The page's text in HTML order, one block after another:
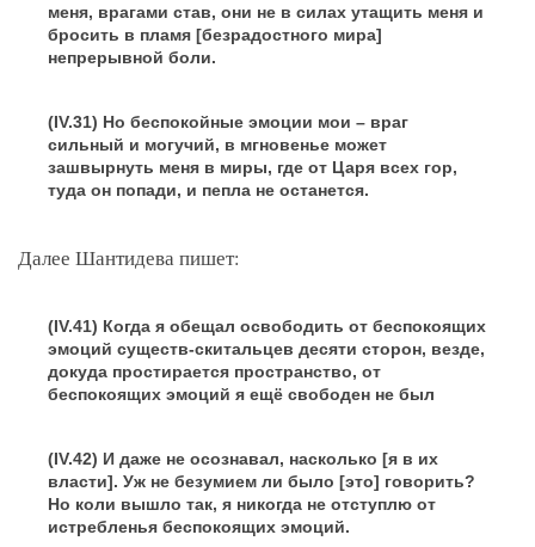
меня, врагами став, они не в силах утащить меня и
бросить в пламя [безрадостного мира]
непрерывной боли.
(IV.31) Но беспокойные эмоции мои – враг
сильный и могучий, в мгновенье может
зашвырнуть меня в миры, где от Царя всех гор,
туда он попади, и пепла не останется.
Далее Шантидева пишет:
(IV.41) Когда я обещал освободить от беспокоящих
эмоций существ-скитальцев десяти сторон, везде,
докуда простирается пространство, от
беспокоящих эмоций я ещё свободен не был
(IV.42) И даже не осознавал, насколько [я в их
власти]. Уж не безумием ли было [это] говорить?
Но коли вышло так, я никогда не отступлю от
истребленья беспокоящих эмоций.